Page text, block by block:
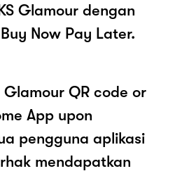
Glamour dengan
Now Pay Later.
Glamour QR code or
App upon
pengguna aplikasi
mendapatkan